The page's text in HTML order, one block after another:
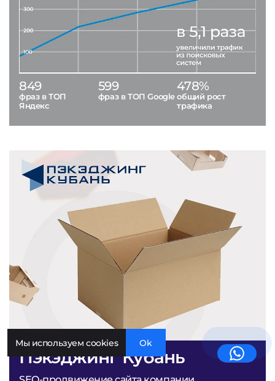
Пэкэджинг Кубань
849
фраз в ТОП
Яндекс
599
фраз в ТОП Google
478%
общий рост
трафика
Мы используем cookies Ok